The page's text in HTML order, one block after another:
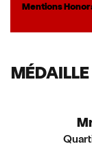
Mentions